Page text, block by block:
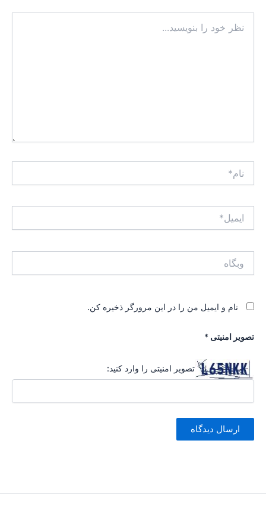
خود
نام و ایمیل من را در این مرورگر ذخیره کن.
تصویر امنیتی *
تصویر امنیتی را وارد کنید: